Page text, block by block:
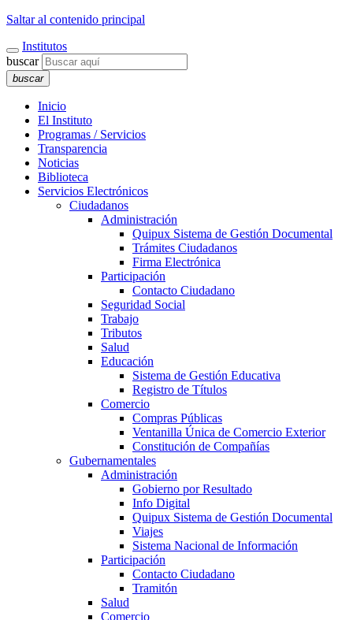
Saltar al contenido principal
Institutos
buscar
buscar
Inicio
El Instituto
Programas / Servicios
Transparencia
Noticias
Biblioteca
Servicios Electrónicos
Ciudadanos
Administración
Quipux Sistema de Gestión Documental
Trámites Ciudadanos
Firma Electrónica
Participación
Contacto Ciudadano
Seguridad Social
Trabajo
Tributos
Salud
Educación
Sistema de Gestión Educativa
Registro de Títulos
Comercio
Compras Públicas
Ventanilla Única de Comercio Exterior
Constitución de Compañías
Gubernamentales
Administración
Gobierno por Resultado
Info Digital
Quipux Sistema de Gestión Documental
Viajes
Sistema Nacional de Información
Participación
Contacto Ciudadano
Tramitón
Salud
Comercio